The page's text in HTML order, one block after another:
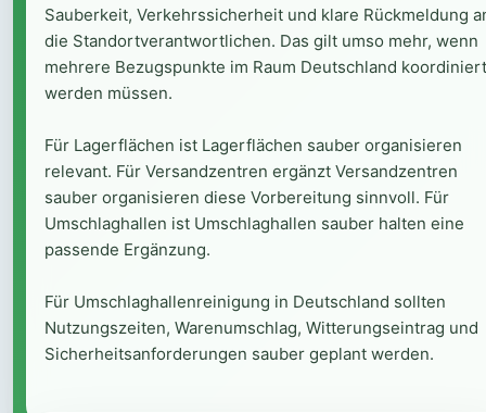
Sauberkeit, Verkehrssicherheit und klare Rückmeldung
die Standortverantwortlichen. Das gilt umso mehr, wenn
mehrere Bezugspunkte im Raum Deutschland koordiniert
werden müssen.
Für Lagerflächen ist Lagerflächen sauber organisieren
relevant. Für Versandzentren ergänzt Versandzentren
sauber organisieren diese Vorbereitung sinnvoll. Für
Umschlaghallen ist Umschlaghallen sauber halten eine
passende Ergänzung.
Für Umschlaghallenreinigung in Deutschland sollten
Nutzungszeiten, Warenumschlag, Witterungseintrag und
Sicherheitsanforderungen sauber geplant werden.